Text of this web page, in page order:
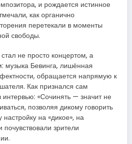
и рождается истинное
как органично
перетекали в моменты
свободы.
не просто концертом, а
музыка Бевинга, лишённая
обращается напрямую к
Как признался сам
«Сочинять — значит не
позволяя дикому говорить
на «дикое», на
зрители